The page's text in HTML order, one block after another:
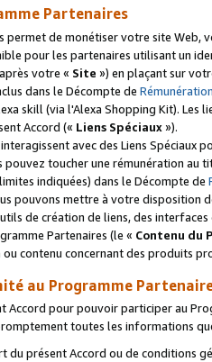
Partenaires
permet de monétiser votre site Web,
pour les partenaires utilisant un
votre « Site ») en plaçant sur
dans le Décompte de
skill (via l'Alexa Shopping Kit).
Accord (« Liens Spéciaux»).
avec des Liens Spéciaux
toucher une rémunération
indiquées) dans le Décompte de
pouvons mettre à votre disposition
de création de liens, des
Partenaires (le « Contenu du
contenu concernant des produits
au Programme
Accord pour pouvoir participer au
toutes les informations
du présent Accord ou de conditions